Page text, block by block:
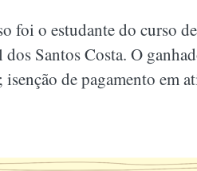
foi o estudante do curso
Santos Costa. O
de pagamento em